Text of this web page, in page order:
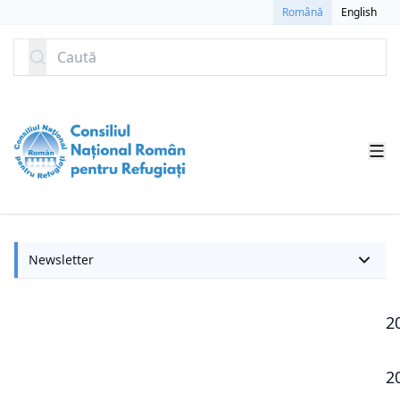
Română English
Caută
Newsletter